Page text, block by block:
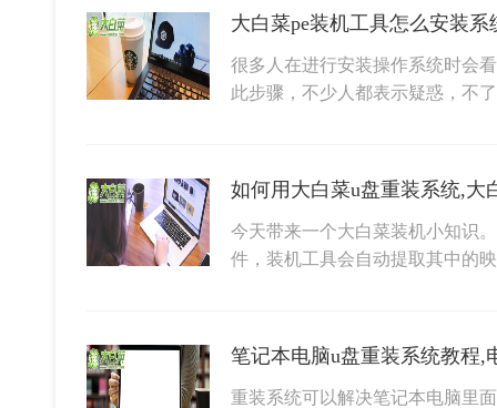
大白菜pe装机工具怎么安装
很多人在进行安装操作系统时会
此步骤，不少人都表示疑惑，不
如何用大白菜u盘重装系统,大
今天带来一个大白菜装机小知识
件，装机工具会自动提取其中的
笔记本电脑u盘重装系统教程,
重装系统可以解决笔记本电脑里